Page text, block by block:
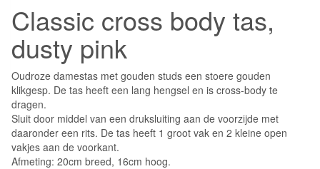
Classic cross body tas,
dusty pink
Oudroze damestas met gouden studs een stoere gouden
klikgesp. De tas heeft een lang hengsel en is cross-body te
dragen.
Sluit door middel van een druksluiting aan de voorzijde met
daaronder een rits. De tas heeft 1 groot vak en 2 kleine open
vakjes aan de voorkant.
Afmeting: 20cm breed, 16cm hoog.